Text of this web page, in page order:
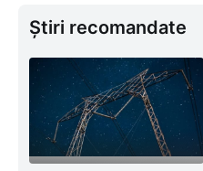
Știri recomandate